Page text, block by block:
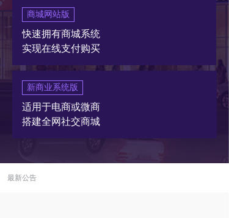
商城网站版
快速拥有商城系统
实现在线支付购买
新商业系统版
适用于电商或微商
搭建全网社交商城
最新公告